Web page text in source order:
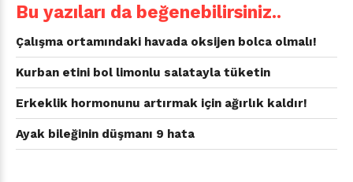
Bu yazıları da beğenebilirsiniz..
Çalışma ortamındaki havada oksijen bolca olmalı!
Kurban etini bol limonlu salatayla tüketin
Erkeklik hormonunu artırmak için ağırlık kaldır!
Ayak bileğinin düşmanı 9 hata